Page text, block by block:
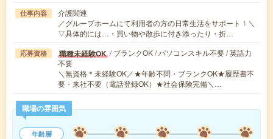
仕事内容
介護関連
／グループホームにて利用者の方の日常生活をサポート！＼
▽具体的には…・買い物や散歩に付き添ったり・折…
応募資格 職種未経験OK / ブランクOK / パソコンスキル不要 / 英語力
不要
＼無資格＊未経験OK／★年齢不問・ブランクOK★履歴書不
要・来社不要（電話登録OK）★社会保険完備＼…
職場の雰囲気
年齢層